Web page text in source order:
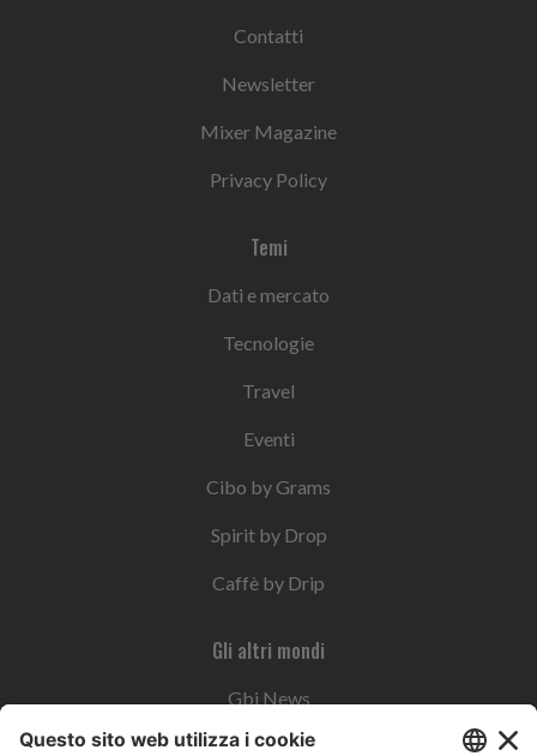
Contatti
Newsletter
Mixer Magazine
Privacy Policy
Temi
Dati e mercato
Tecnologie
Travel
Eventi
Cibo by Grams
Spirit by Drop
Caffè by Drip
Gli altri mondi
Gbi News
Instoremag